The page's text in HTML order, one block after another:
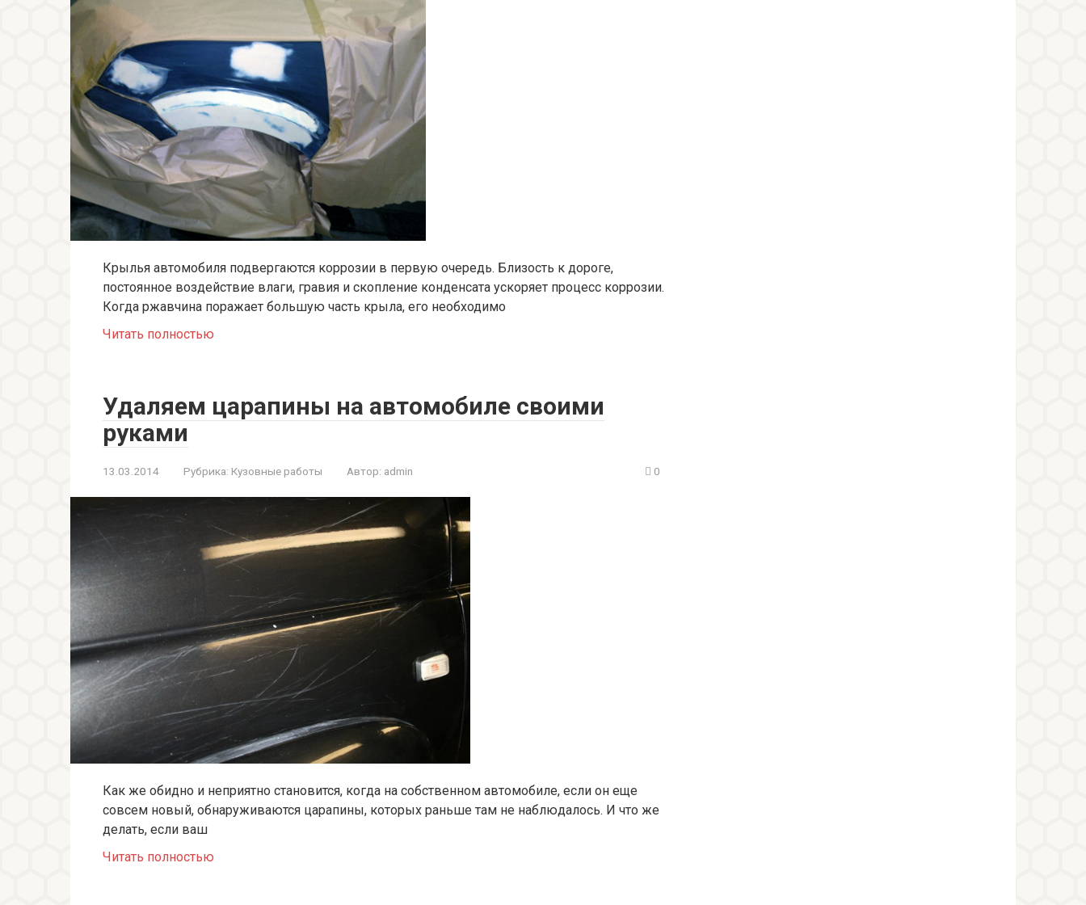
Крылья автомобиля подвергаются коррозии в первую очередь. Близость к дороге,
постоянное воздействие влаги, гравия и скопление конденсата ускоряет процесс коррозии.
Когда ржавчина поражает большую часть крыла, его необходимо
Читать полностью
Удаляем царапины на автомобиле своими
руками
13.03.2014 Рубрика: Кузовные работы Автор: admin 0
Как же обидно и неприятно становится, когда на собственном автомобиле, если он еще
совсем новый, обнаруживаются царапины, которых раньше там не наблюдалось. И что же
делать, если ваш
Читать полностью